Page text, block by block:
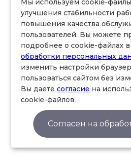
признании сделки, в
имеется
недействительной,
внимание на следующие
дела.
1. Надлежащее ли лицо
Истцом может быть только
акционер. При этом
обладать статусом
совершения сделки,
Мы используем cookie-
улучшения стабильности
повышения качества
пользователей. Вы можете
подробнее о cookie-файлах в
обработки персональных
изменить настройки
пользоваться сайтом без
Вы даетесогласие на
cookie-файлов.
Согласен на